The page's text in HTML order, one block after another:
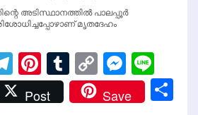
അടിസ്ഥാനത്തില്‍ പാലപ്പൂര്‍
മൃതദേഹം
Telegram
Pinterest
Tumblr
Copy
Link
Post Save